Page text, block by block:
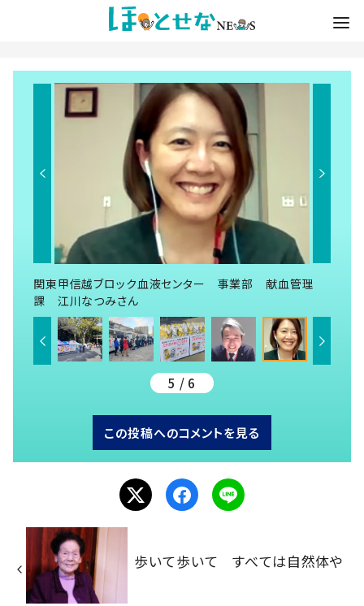
関東甲信越ブロック血液センター 事業部 献血管理
課 江川なつみさん
5 / 6
この投稿へのコメントを見る
歩いて歩いて すべては自然体や